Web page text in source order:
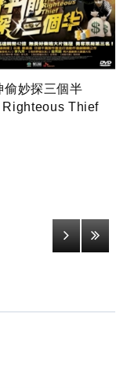
偷妙探三個半
Righteous Thief